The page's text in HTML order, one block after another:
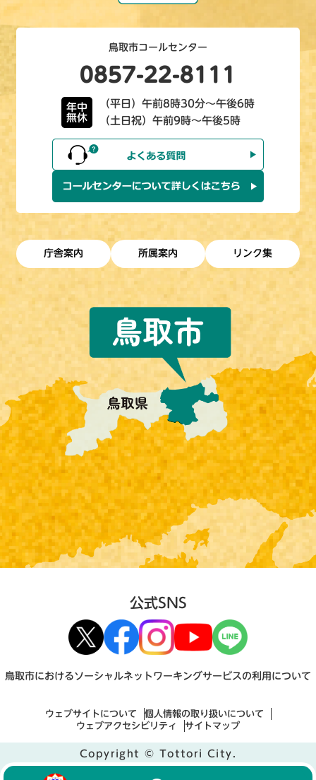
鳥取市コールセンター
0857-22-8111
年中
無休
（平日）午前8時30分～午後6時
（土日祝）午前9時～午後5時
庁舎案内 所属案内 リンク集
公式SNS
鳥取市におけるソーシャルネットワーキングサービスの利用について
ウェブサイトについて
個人情報の取り扱いについて
ウェブアクセシビリティ
サイトマップ
Copyright © Tottori City.